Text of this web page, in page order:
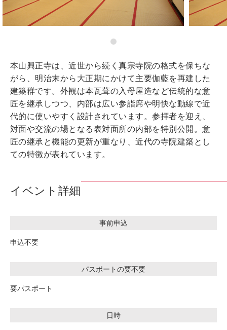
本山興正寺は、近世から続く真宗寺院の格式を保ちな
がら、明治末から大正期にかけて主要伽藍を再建した
建築群です。外観は本瓦葺の入母屋造など伝統的な意
匠を継承しつつ、内部は広い参詣席や明快な動線で近
代的に使いやすく設計されています。参拝者を迎え、
対面や交流の場となる表対面所の内部を特別公開。意
匠の継承と機能の更新が重なり、近代の寺院建築とし
ての特徴が表れています。
イベント詳細
事前申込
申込不要
パスポートの要不要
要パスポート
日時